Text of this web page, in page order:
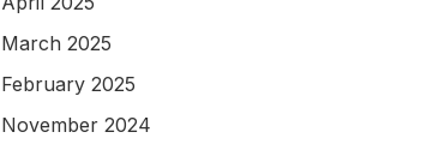
March 2025
February 2025
November 2024